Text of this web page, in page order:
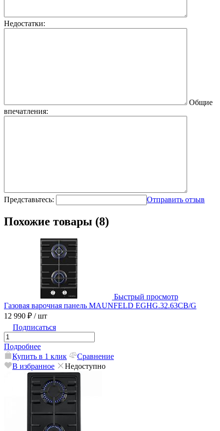
Недостатки:
Общие
впечатления:
Представьтесь: Отправить отзыв
Похожие товары (8)
Быстрый просмотр
Газовая варочная панель MAUNFELD EGHG.32.63CB/G
12 990 ₽ / шт
Подписаться
Подробнее
Купить в 1 клик
Сравнение
В избранное
Недоступно